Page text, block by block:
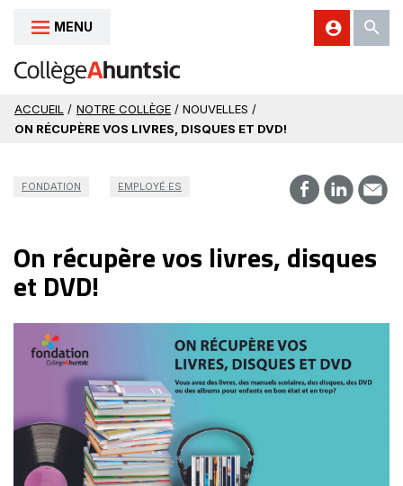
Aller au contenu
MENU
ACCUEIL / NOTRE COLLÈGE / NOUVELLES /
ON RÉCUPÈRE VOS LIVRES, DISQUES ET DVD!
FONDATION EMPLOYÉ·ES
On récupère vos livres, disques
et DVD!